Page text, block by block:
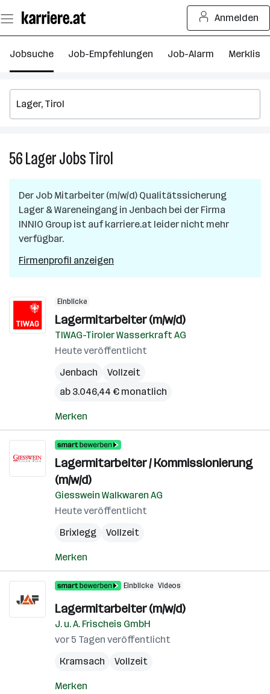
Seiteninhalt
springen
Anmelden
Jobsuche Job-Empfehlungen Job-Alarm Merkliste
56LagerJobsTirol
in
Tirol
Der Job Mitarbeiter (m/w/d) Qualitätssicherung
Lager & Wareneingang in Jenbach bei der Firma
INNIO Group ist auf karriere.at leider nicht mehr
verfügbar.
Firmenprofil anzeigen
Einblicke
Lagermitarbeiter (m/w/d)
TIWAG-Tiroler Wasserkraft AG
Heute veröffentlicht
Jenbach
Vollzeit
ab 3.046,44 € monatlich
Merken
Lagermitarbeiter / Kommissionierung
(m/w/d)
Giesswein Walkwaren AG
Heute veröffentlicht
Brixlegg
Vollzeit
Merken
Einblicke Videos
Lagermitarbeiter (m/w/d)
J. u. A. Frischeis GmbH
vor 5 Tagen veröffentlicht
Kramsach
Vollzeit
Merken